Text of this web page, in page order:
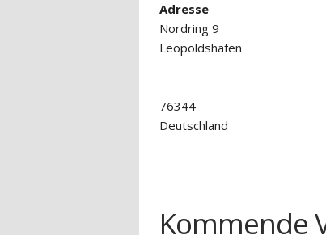
Adresse
Nordring 9
Leopoldshafen
76344
Deutschland
Kommende